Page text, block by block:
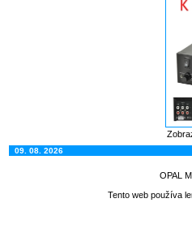
09. 08. 2026
OPAL
Tento web používa